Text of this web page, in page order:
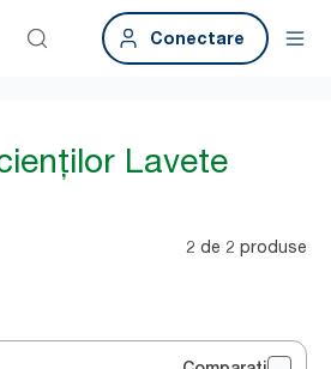
Conectare
Lavete
2 de 2 produse